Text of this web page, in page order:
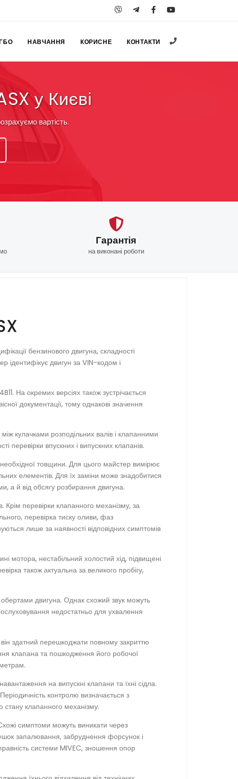
+38 (067) 547-
НАВЧАННЯ КОРИСНЕ КОНТАКТИ
у Києві
вартість.
Гарантія
на виконані роботи
бензинового двигуна, складності
ідентифікує двигун за VIN-кодом і
На окремих версіях також зустрічається
документації, тому однакові значення
кулачками розподільних валів і клапанними
перевірки впускних і випускних клапанів.
товщини. Для цього майстер вимірює
елементів. Для їх заміни може знадобитися
а й від обсягу розбирання двигуна.
Крім перевірки клапанного механізму, за
перевірка тиску оливи, фаз
лише за наявності відповідних симптомів
мотора, нестабільний холостий хід, підвищені
також актуальна за великого пробігу,
двигуна. Однак схожий звук можуть
недостатньо для ухвалення
здатний перешкоджати повному закриттю
клапана та пошкодження його робочої
на випускні клапани та їхні сідла.
контролю визначається з
стану клапанного механізму.
симптоми можуть виникати через
запалювання, забруднення форсунок і
системи MIVEC, зношення опор